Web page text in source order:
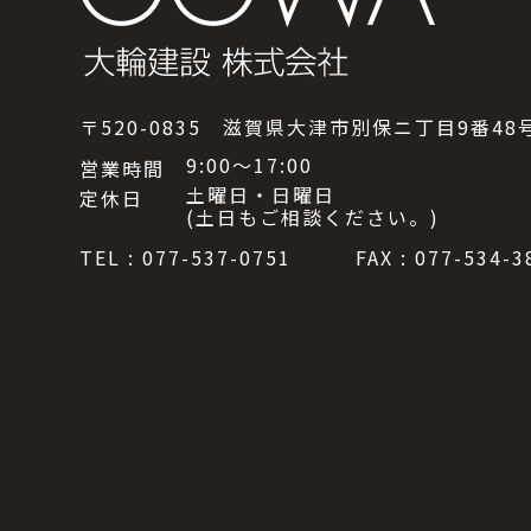
〒520-0835 滋賀県大津市別保ニ丁目9番48
営業時間
9:00～17:00
定休日
土曜日・日曜日
(土日もご相談ください。)
TEL : 077-537-0751 FAX : 077-534-